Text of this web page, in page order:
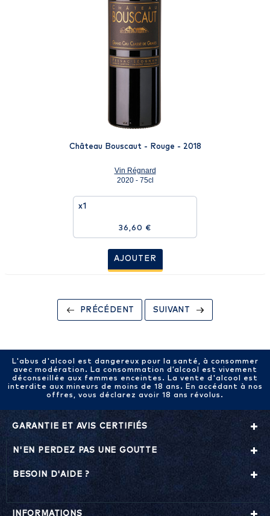
Château Bouscaut - Rouge - 2018
Vin Régnard
2020 - 75cl
x1
36,60 €
AJOUTER
PRÉCÉDENT SUIVANT
L'abus d'alcool est dangereux pour la santé, à consommer
avec modération. La consommation d’alcool est vivement
déconseillée aux femmes enceintes. La vente d'alcool est
interdite aux mineurs de moins de 18 ans. En accédant à nos
offres, vous déclarez avoir 18 ans révolus.
GARANTIE ET AVIS CERTIFIÉS
N'EN PERDEZ PAS UNE GOUTTE
BESOIN D'AIDE ?
INFORMATIONS